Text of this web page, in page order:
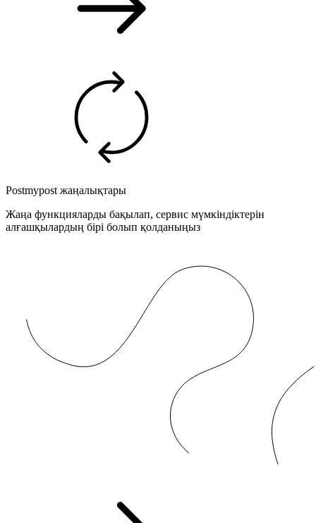
Postmypost жаңалықтары
Жаңа функцияларды бақылап, сервис мүмкіндіктерін
алғашқылардың бірі болып қолданыңыз